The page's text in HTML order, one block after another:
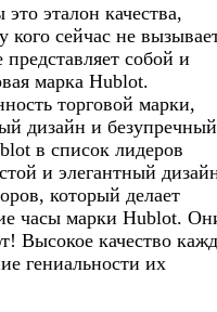
эталон качества,
кого сейчас не
собой и
марка Hublot.
торговой марки,
дизайн и безупречный
в список лидеров
и элегантный
который делает
часы марки Hublot.
Высокое качество
гениальности их